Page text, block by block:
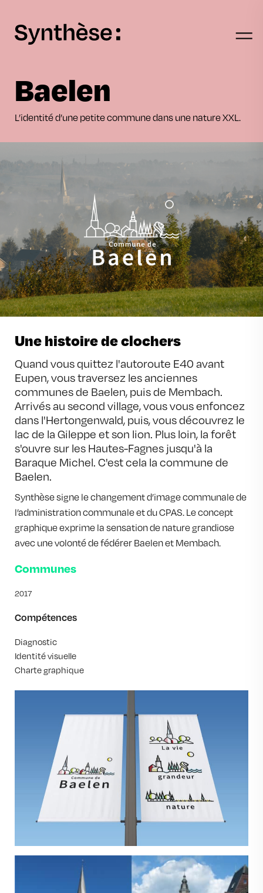
Baelen
L’identité d’une petite commune dans une nature XXL.
Une histoire de clochers
Quand vous quittez l'autoroute E40 avant
Eupen, vous traversez les anciennes
communes de Baelen, puis de Membach.
Arrivés au second village, vous vous enfoncez
dans l'Hertongenwald, puis, vous découvrez le
lac de la Gileppe et son lion. Plus loin, la forêt
s'ouvre sur les Hautes-Fagnes jusqu'à la
Baraque Michel. C'est cela la commune de
Synthèse signe le changement d’image communale de
l’administration communale et du CPAS. Le concept
graphique exprime la sensation de nature grandiose
avec une volonté de fédérer Baelen et Membach.
Communes
2017
Compétences
Diagnostic
Identité visuelle
Charte graphique